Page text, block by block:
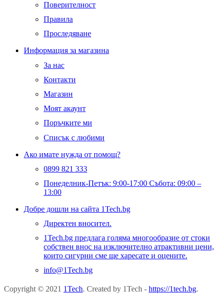
Поверителност
Правила
Проследяване
Информация за магазина
За нас
Контакти
Магазин
Моят акаунт
Поръчките ми
Списък с любими
Ако имате нужда от помощ?
0899 821 333
Понеделник-Петък: 9:00-17:00 Събота: 09:00 –
13:00
Добре дошли на сайта 1Tech.bg
Директен вносител.
1Tech.bg предлага голяма многообразие от стоки
собствен внос на изключително атрактивни цени,
които сигурни сме ще харесате и оцените.
info@1Tech.bg
Copyright © 2021 1Tech. Created by 1Tech - https://1tech.bg.